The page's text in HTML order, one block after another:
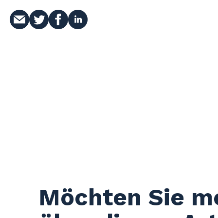
Möchten Sie